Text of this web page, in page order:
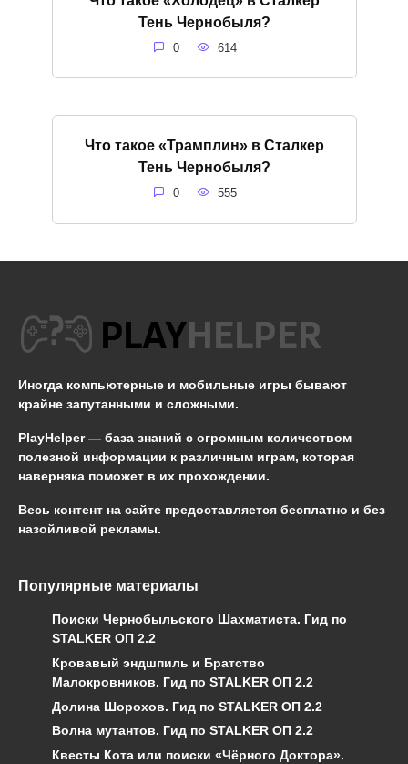
Тень Чернобыля?
0 614
Что такое «Трамплин» в Сталкер
Тень Чернобыля?
0 555
Иногда компьютерные и мобильные игры бывают
крайне запутанными и сложными.
PlayHelper — база знаний с огромным количеством
полезной информации к различным играм, которая
наверняка поможет в их прохождении.
Весь контент на сайте предоставляется бесплатно и без
назойливой рекламы.
Популярные материалы
Поиски Чернобыльского Шахматиста. Гид по
STALKER ОП 2.2
Кровавый эндшпиль и Братство
Малокровников. Гид по STALKER ОП 2.2
Долина Шорохов. Гид по STALKER ОП 2.2
Волна мутантов. Гид по STALKER ОП 2.2
Квесты Кота или поиски «Чёрного Доктора».